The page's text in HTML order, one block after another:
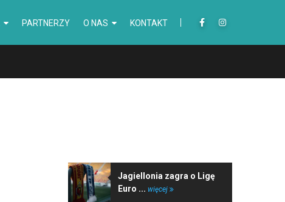
PARTNERZY O NAS KONTAKT
Jagiellonia zagra o Ligę
Euro ... więcej